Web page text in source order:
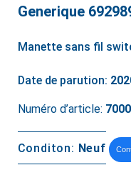
Generique
Manette sans fil
Date de parution:
Numéro d’article:
Conditon: Neuf